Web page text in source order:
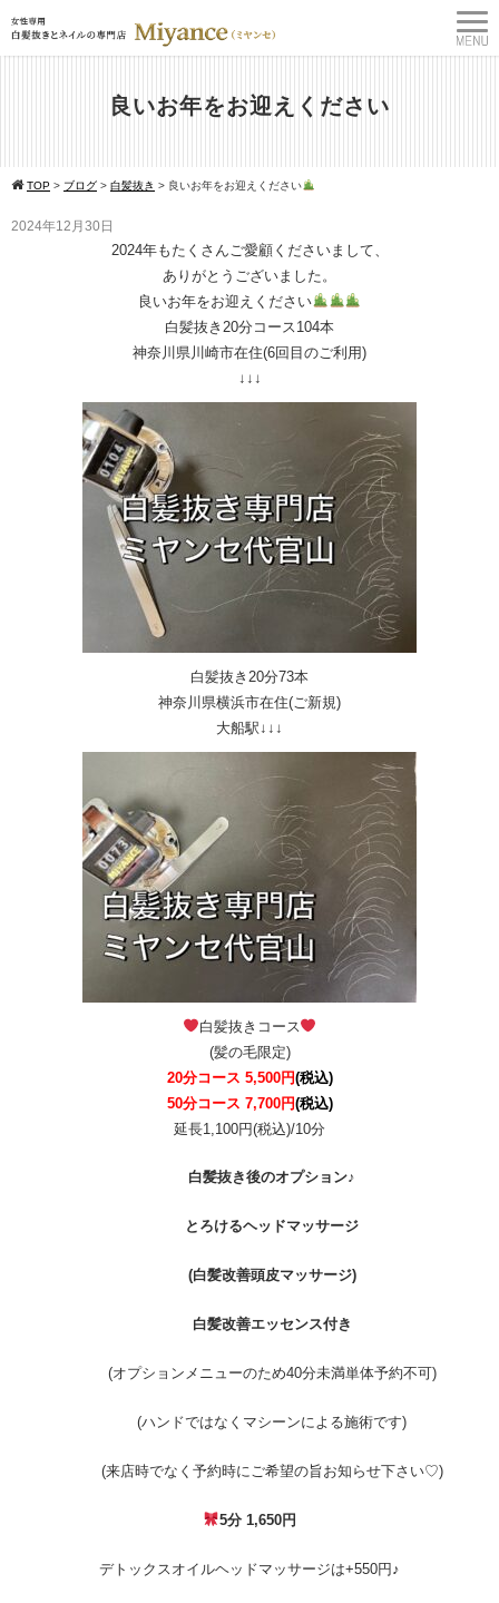
良いお年をお迎えください
TOP > ブログ > 白髪抜き > 良いお年をお迎えください
2024年12月30日
2024年もたくさんご愛顧くださいまして、
ありがとうございました。
良いお年をお迎えください
白髪抜き20分コース104本
神奈川県川崎市在住(6回目のご利用)
↓↓↓
白髪抜き20分73本
神奈川県横浜市在住(ご新規)
大船駅↓↓↓
白髪抜きコース
(髪の毛限定)
20分コース 5,500円(税込)
50分コース 7,700円(税込)
延長1,100円(税込)/10分
白髪抜き後のオプション♪
とろけるヘッドマッサージ
(白髪改善頭皮マッサージ)
白髪改善エッセンス付き
(オプションメニューのため40分未満単体予約不可)
(ハンドではなくマシーンによる施術です)
(来店時でなく予約時にご希望の旨お知らせ下さい♡)
5分 1,650円
デトックスオイルヘッドマッサージは+550円♪